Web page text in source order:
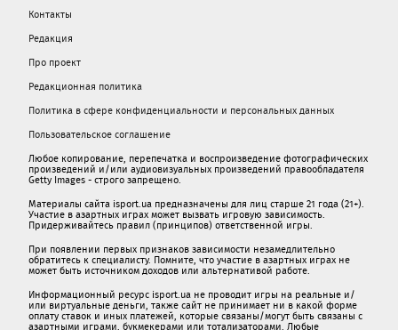
Контакты
Редакция
Про проект
Редакционная политика
Политика в сфере конфиденциальности и персональных данных
Пользовательское соглашение
Любое копирование, перепечатка и воспроизведение фотографических
произведений и/или аудиовизуальных произведений правообладателя
Getty Images - строго запрещено.
Материалы сайта isport.ua предназначены для лиц старше 21 года (21+).
Участие в азартных играх может вызвать игровую зависимость.
Придерживайтесь правил (принципов) ответственной игры.
При появлении первых признаков зависимости незамедлительно
обратитесь к специалисту. Помните, что участие в азартных играх не
может быть источником доходов или альтернативой работе.
Информационный ресурс isport.ua не проводит игры на реальные и/
или виртуальные деньги, также сайт не принимает ни в какой форме
oплaту ставок и иных платежей, которые связаны/могут быть связаны c
азартными игрaми, букмекерами или тотализаторами. Любые